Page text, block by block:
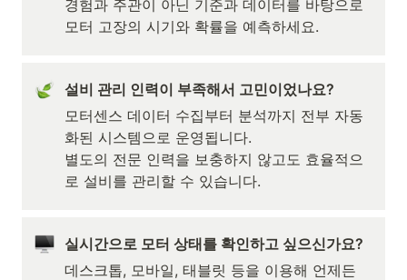
경험과 주관이 아닌 기준과 데이터를 바탕으로
모터 고장의 시기와 확률을 예측하세요.
설비 관리 인력이 부족해서 고민이었나요?
모터센스 데이터 수집부터 분석까지 전부 자동
화된 시스템으로 운영됩니다.
별도의 전문 인력을 보충하지 않고도 효율적으
로 설비를 관리할 수 있습니다.
실시간으로 모터 상태를 확인하고 싶으신가요?
데스크톱, 모바일, 태블릿 등을 이용해 언제든